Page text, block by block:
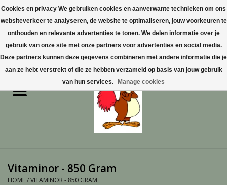
0 Artikelen - €0,00
Home
Vogelproducten aanschaffen
in Limburg
Vitaminor - 850 Gram
HOME/VITAMINOR - 850 GRAM
Cookies en privacy We gebruiken cookies en aanverwante technieken om ons
websiteverkeer te analyseren, de website te optimaliseren, jouw voorkeuren te
onthouden en relevante advertenties te tonen. We delen informatie over je
gebruik van onze site met onze partners voor advertenties en social media.
Deze partners kunnen deze gegevens combineren met andere informatie die je
aan ze hebt verstrekt of die ze hebben verzameld op basis van jouw gebruik
van hun services.
Manage cookies